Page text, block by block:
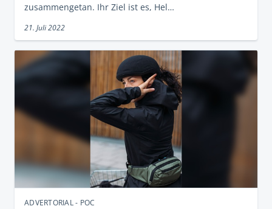
zusammengetan. Ihr Ziel ist es, Hel…
21. Juli 2022
ADVERTORIAL - POC